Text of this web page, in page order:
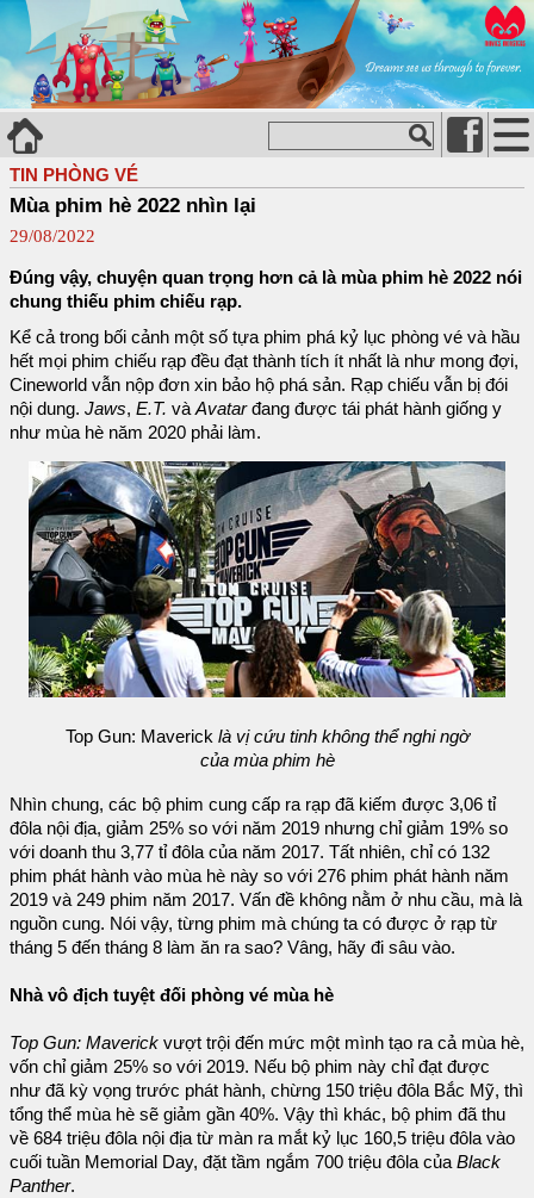
TIN PHÒNG VÉ
Mùa phim hè 2022 nhìn lại
29/08/2022
Đúng vậy, chuyện quan trọng hơn cả là mùa phim hè 2022 nói
chung thiếu phim chiếu rạp.
Kể cả trong bối cảnh một số tựa phim phá kỷ lục phòng vé và hầu
hết mọi phim chiếu rạp đều đạt thành tích ít nhất là như mong đợi,
Cineworld vẫn nộp đơn xin bảo hộ phá sản. Rạp chiếu vẫn bị đói
nội dung. Jaws, E.T. và Avatarđang được tái phát hành giống y
như mùa hè năm 2020 phải làm.
Top Gun: Maverick là vị cứu tinh không thể nghi ngờ
của mùa phim hè
Nhìn chung, các bộ phim cung cấp ra rạp đã kiếm được 3,06 tỉ
đôla nội địa, giảm 25% so với năm 2019 nhưng chỉ giảm 19% so
với doanh thu 3,77 tỉ đôla của năm 2017. Tất nhiên, chỉ có 132
phim phát hành vào mùa hè này so với 276 phim phát hành năm
2019 và 249 phim năm 2017. Vấn đề không nằm ở nhu cầu, mà là
nguồn cung. Nói vậy, từng phim mà chúng ta có được ở rạp từ
tháng 5 đến tháng 8 làm ăn ra sao? Vâng, hãy đi sâu vào.
Nhà vô địch tuyệt đối phòng vé mùa hè
Top Gun: Maverick vượt trội đến mức một mình tạo ra cả mùa hè,
vốn chỉ giảm 25% so với 2019. Nếu bộ phim này chỉ đạt được
như đã kỳ vọng trước phát hành, chừng 150 triệu đôla Bắc Mỹ, thì
tổng thể mùa hè sẽ giảm gần 40%. Vậy thì khác, bộ phim đã thu
về 684 triệu đôla nội địa từ màn ra mắt kỷ lục 160,5 triệu đôla vào
cuối tuần Memorial Day, đặt tầm ngắm 700 triệu đôla củaBlack
Panther.